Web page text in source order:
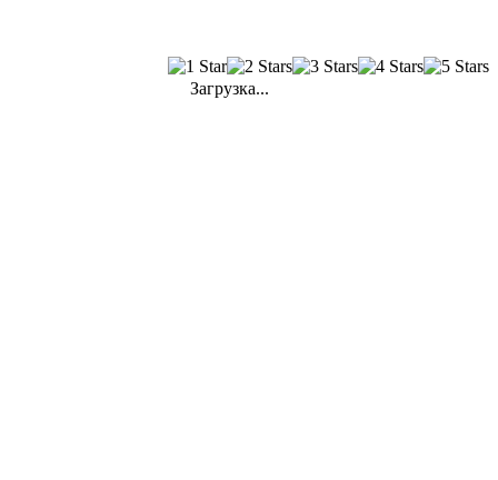
Загрузка...